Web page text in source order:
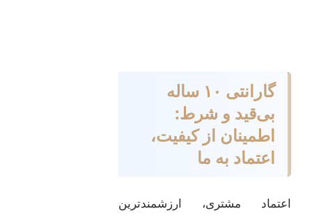
گارانتی ۱۰ ساله
بی‌قید و شرط:
اطمینان از کیفیت،
اعتماد به ما
اعتماد مشتری، ارزشمندترین